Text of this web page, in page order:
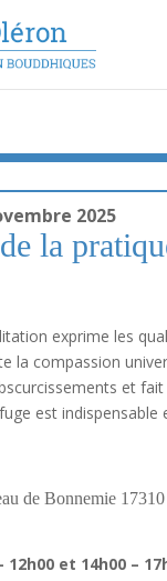
2025
la
exprime les
la compassion
nos
indispensable et
de Bonnemie
12h00 et 14h00 –